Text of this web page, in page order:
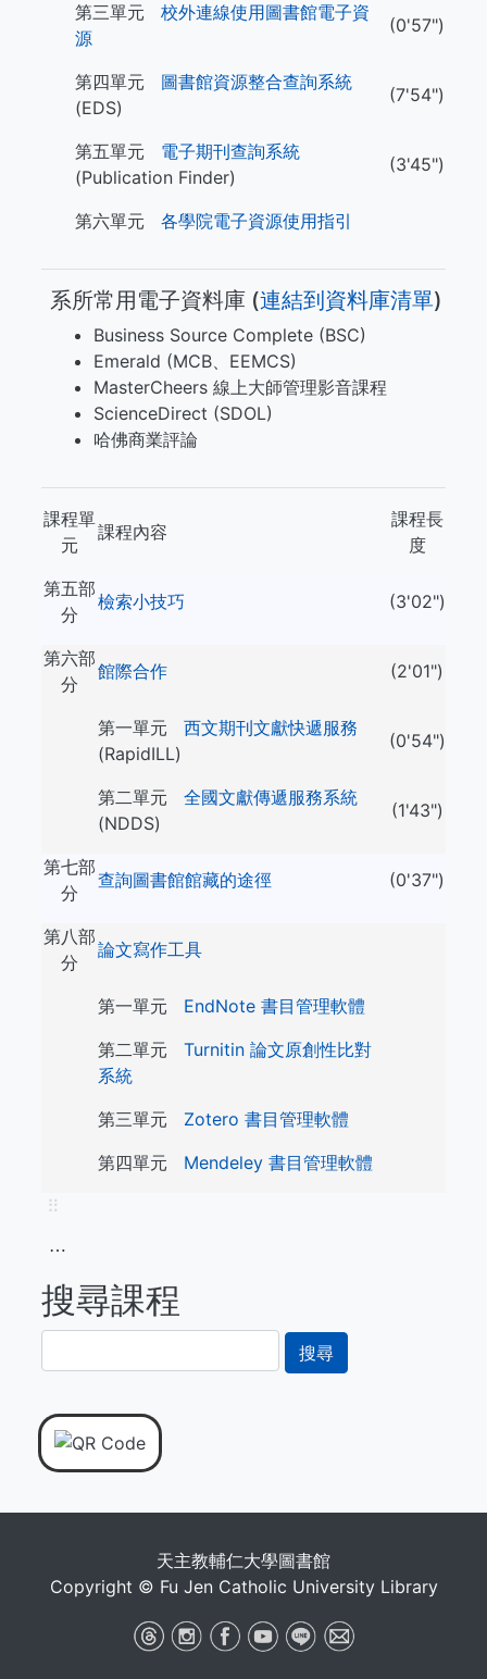
第三單元 校外連線使用圖書館電子資
源
(0'57")
第四單元 圖書館資源整合查詢系統
(EDS)
(7'54")
第五單元 電子期刊查詢系統
(Publication Finder)
(3'45")
第六單元 各學院電子資源使用指引
系所常用電子資料庫 (​​​連結到資料庫清單)
Business Source Complete (BSC)
Emerald (MCB、EEMCS)
MasterCheers 線上大師管理影音課程
ScienceDirect (SDOL)
哈佛商業評論
課程單
元
課程內容
課程長
度
第五部
分
檢索小技巧 (3'02")
第六部
分
館際合作 (2'01")
第一單元 西文期刊文獻快遞服務
(RapidILL)
(0'54")
第二單元 全國文獻傳遞服務系統
(NDDS)
(1'43")
第七部
分
查詢圖書館館藏的途徑 (0'37")
第八部
分
論文寫作工具
第一單元 EndNote 書目管理軟體
第二單元 Turnitin 論文原創性比對
系統
第三單元 Zotero 書目管理軟體
第四單元 Mendeley 書目管理軟體
⠿
⋯
搜尋課程
尋
天主教輔仁大學圖書館
Copyright © Fu Jen Catholic University Library